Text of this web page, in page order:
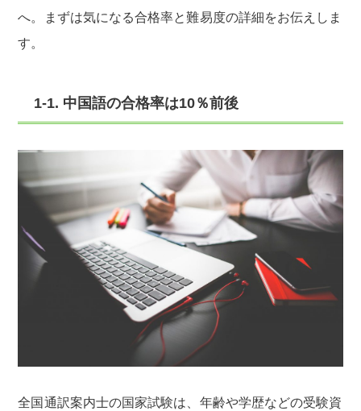
へ。まずは気になる合格率と難易度の詳細をお伝えしま
す。
1-1. 中国語の合格率は10％前後
全国通訳案内士の国家試験は、年齢や学歴などの受験資